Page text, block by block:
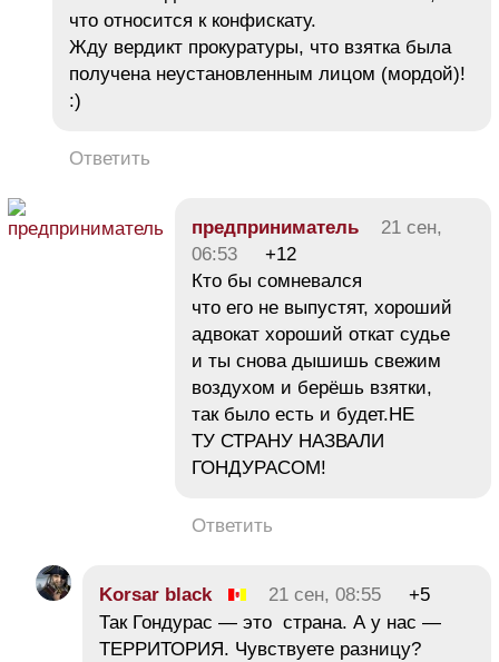
что относится к конфискату.
Жду вердикт прокуратуры, что взятка была
получена неустановленным лицом (мордой)!
:)
Ответить
предприниматель
21 сен,
06:53
+12
Кто бы сомневался
что его не выпустят, хороший
адвокат хороший откат судье
и ты снова дышишь свежим
воздухом и берёшь взятки,
так было есть и будет.НЕ
ТУ СТРАНУ НАЗВАЛИ
ГОНДУРАСОМ!
Ответить
Korsar black 21 сен, 08:55
+5
Так Гондурас — это страна. А у нас —
ТЕРРИТОРИЯ. Чувствуете разницу?